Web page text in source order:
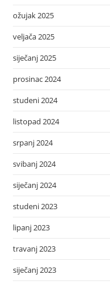
ožujak 2025
veljača 2025
siječanj 2025
prosinac 2024
studeni 2024
listopad 2024
srpanj 2024
svibanj 2024
siječanj 2024
studeni 2023
lipanj 2023
travanj 2023
siječanj 2023